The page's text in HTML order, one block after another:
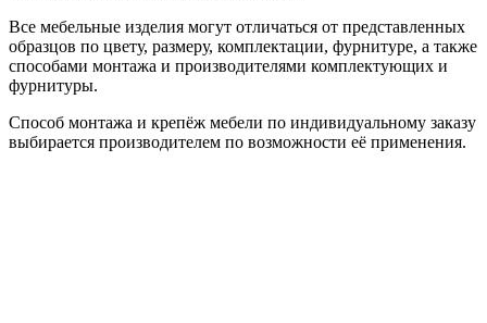
Все мебельные изделия могут отличаться от представленных
образцов по цвету, размеру, комплектации, фурнитуре, а также
способами монтажа и производителями комплектующих и
фурнитуры.
Способ монтажа и крепёж мебели по индивидуальному заказу
выбирается производителем по возможности её применения.